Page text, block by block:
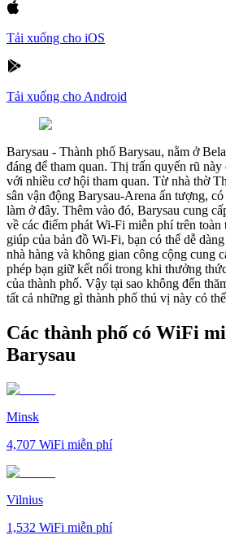
Tải xuống cho iOS
Tải xuống cho Android
Barysau - Thành phố Barysau, nằm ở
đáng để tham quan. Thị trấn quyến rũ
với nhiều cơ hội tham quan. Từ nhà thờ
sân vận động Barysau-Arena ấn tượng,
làm ở đây. Thêm vào đó, Barysau cung
về các điểm phát Wi-Fi miễn phí trên
giúp của bản đồ Wi-Fi, bạn có thể dễ
nhà hàng và không gian công cộng cung
phép bạn giữ kết nối trong khi thưởng
của thành phố. Vậy tại sao không đến
tất cả những gì thành phố thú vị này có
Các thành phố có WiFi
Barysau
Minsk
4,707 WiFi miễn phí
Vilnius
1,532 WiFi miễn phí